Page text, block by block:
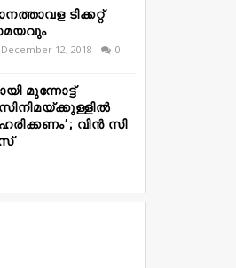
ടിക്കറ്റ്
12, 2018 0
മുന്നോട്ട്
വിൻ സി